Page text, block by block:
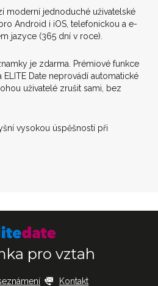
moderní jednoduché uživatelské
Android i iOS, telefonickou a e-
jazyce (365 dní v roce).
je zdarma. Prémiové funkce
Date neprovádí automatické
uživatelé zrušit sami, bez
vysokou úspěšností při
pro vztah
Kontakt